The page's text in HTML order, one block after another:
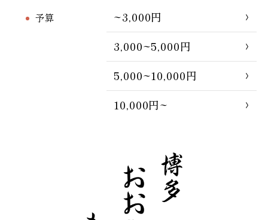
予算
~3,000円
3,000~5,000円
5,000~10,000円
10,000円~